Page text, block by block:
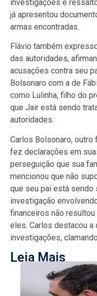
investigações e
já apresentou
armas encontradas.
Flávio também
das autoridades,
acusações contra seu
Bolsonaro com a de
como Lulinha, filho do
que Jair está sendo
autoridades.
Carlos Bolsonaro,
fez declarações em
perseguição que sua
mencionou que não
que seu pai está sendo
investigação
financeiros não
eles. Carlos destacou a
investigações,
Leia Mais